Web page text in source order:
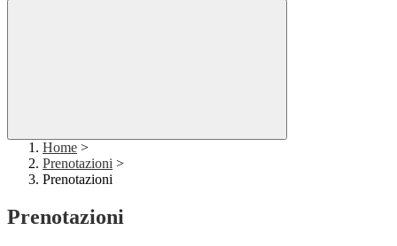
Home >
Prenotazioni >
Prenotazioni
Prenotazioni